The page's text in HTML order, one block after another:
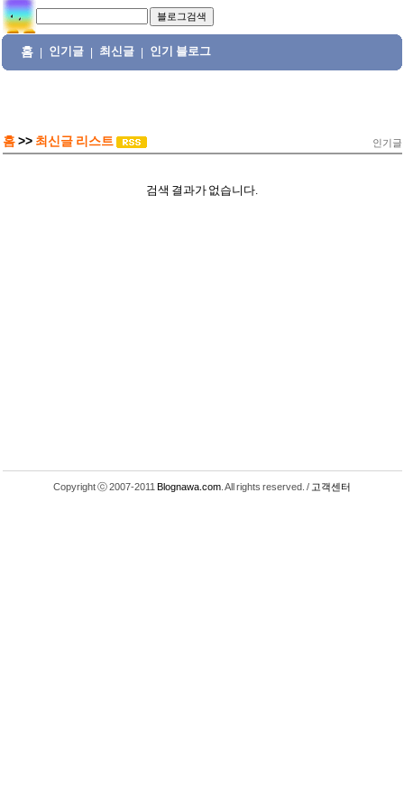
홈 인기글 최신글 인기 블로그
홈 >> 최신글 리스트 인기글
검색 결과가 없습니다.
Copyright ⓒ 2007-2011 Blognawa.com . All rights reserved. / 고객센터